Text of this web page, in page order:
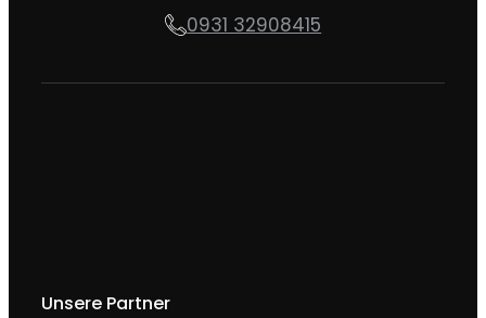
0931 32908415
Unsere Partner